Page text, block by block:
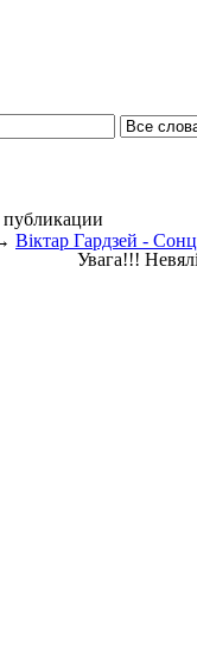
публикации
Віктар Гардзей -
Увага!!!